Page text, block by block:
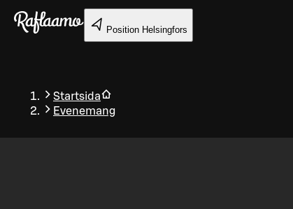
Gå till huvudinnehållet
Position Helsingfors
Startsida
Evenemang
Tillbaka